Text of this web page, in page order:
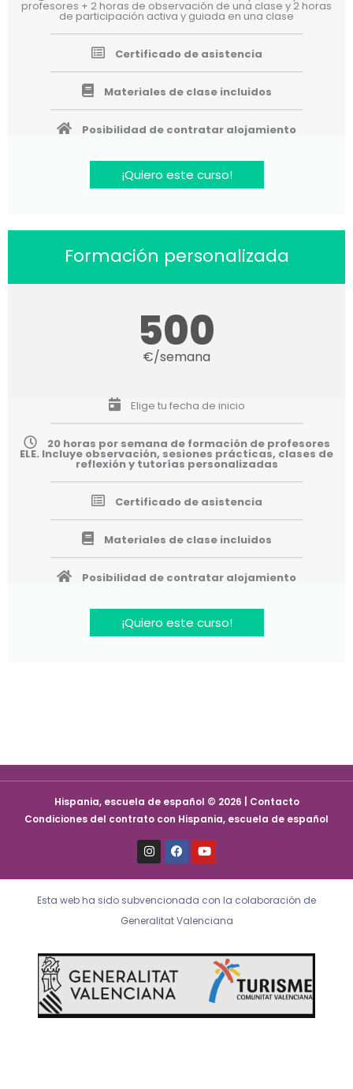
profesores + 2 horas de observación de una clase y 2 horas
de participación activa y guiada en una clase
Certificado de asistencia
Materiales de clase incluidos
Posibilidad de contratar alojamiento
¡Quiero este curso!
Formación personalizada
500
€/semana
Elige tu fecha de inicio
20 horas por semana de formación de profesores
ELE. Incluye observación, sesiones prácticas, clases de
reflexión y tutorías personalizadas
Certificado de asistencia
Materiales de clase incluidos
Posibilidad de contratar alojamiento
¡Quiero este curso!
Hispania, escuela de español © 2026 | Contacto
Condiciones del contrato con Hispania, escuela de español
I
n
s
t
g
r
a
F
a
c
e
o
o
k
Y
o
u
t
b
e
Esta web ha sido subvencionada con la colaboración de
Generalitat Valenciana